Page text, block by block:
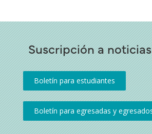
Suscripción a noticias